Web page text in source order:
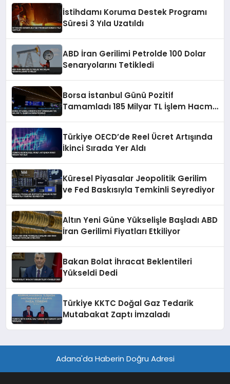
İstihdamı Koruma Destek Programı
Süresi 3 Yıla Uzatıldı
ABD İran Gerilimi Petrolde 100 Dolar
Senaryolarını Tetikledi
Borsa İstanbul Günü Pozitif
Tamamladı 185 Milyar TL İşlem Hacmi
Türkiye OECD’de Reel Ücret Artışında
İkinci Sırada Yer Aldı
Küresel Piyasalar Jeopolitik Gerilim
ve Fed Baskısıyla Temkinli Seyrediyor
Altın Yeni Güne Yükselişle Başladı ABD
İran Gerilimi Fiyatları Etkiliyor
Bakan Bolat İhracat Beklentileri
Yükseldi Dedi
Türkiye KKTC Doğal Gaz Tedarik
Mutabakat Zaptı İmzaladı
Adana'da Haberin Doğru Adresi